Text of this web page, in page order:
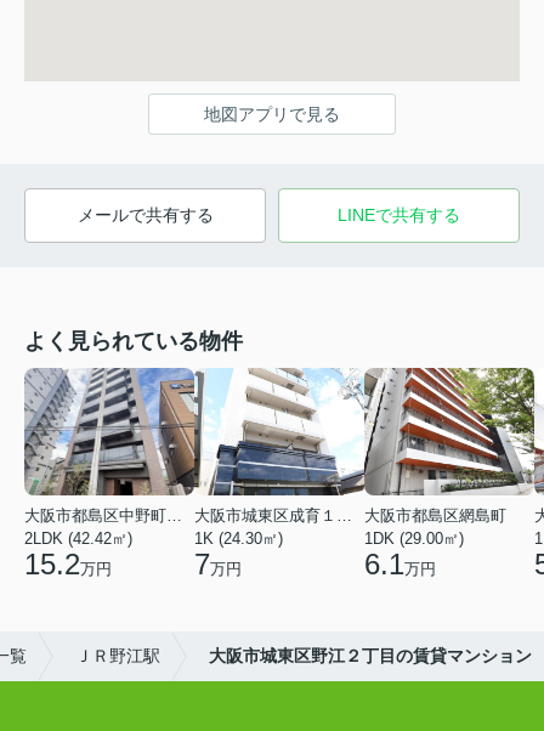
地図アプリで見る
メールで共有する LINEで共有する
よく見られている物件
大阪市都島区中野町２丁目
2LDK (42.42㎡)
15.2万円
大阪市城東区成育１丁目
1K (24.30㎡)
7万円
大阪市都島区網島町
1DK (29.00㎡)
6.1万円
覧 ＪＲ野江駅 大阪市城東区野江２丁目の賃貸マンション